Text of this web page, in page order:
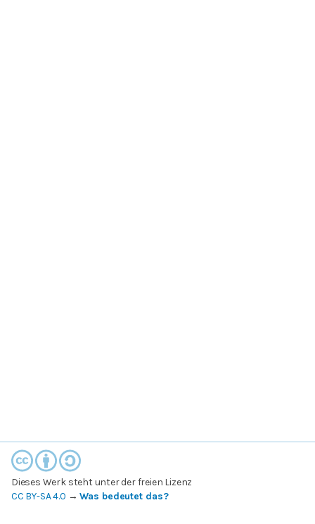
Dieses Werk steht unter der freien Lizenz
CC BY-SA 4.0 →Was bedeutet das?